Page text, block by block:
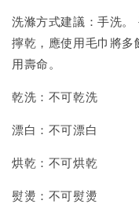
洗滌方式建議：手洗
擰乾，應使用毛巾將
用壽命。
乾洗：不可乾洗
漂白：不可漂白
烘乾：不可烘乾
熨燙：不可熨燙